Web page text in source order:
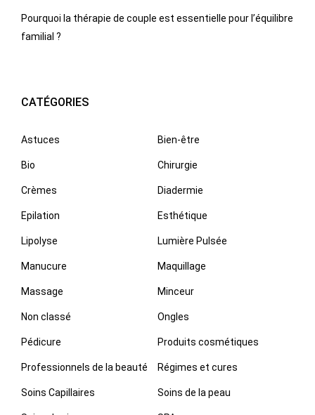
Pourquoi la thérapie de couple est essentielle pour l’équilibre
familial ?
CATÉGORIES
Astuces Bien-être
Bio Chirurgie
Crèmes Diadermie
Epilation Esthétique
Lipolyse Lumière Pulsée
Manucure Maquillage
Massage Minceur
Non classé Ongles
Pédicure Produits cosmétiques
Professionnels de la beauté Régimes et cures
Soins Capillaires Soins de la peau